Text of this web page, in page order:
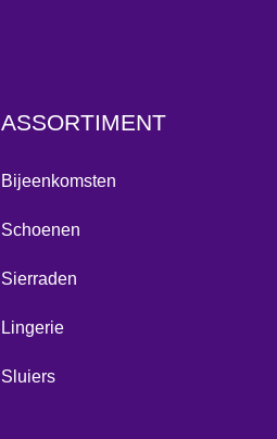
ASSORTIMENT
Bijeenkomsten
Schoenen
Sierraden
Lingerie
Sluiers